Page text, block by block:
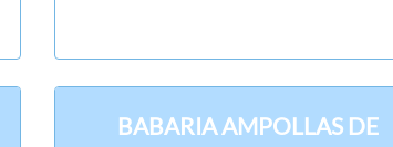
BABARIA AMPOLLAS DE